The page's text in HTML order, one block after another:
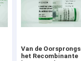
Van de Oorsprongs
het Recombinante